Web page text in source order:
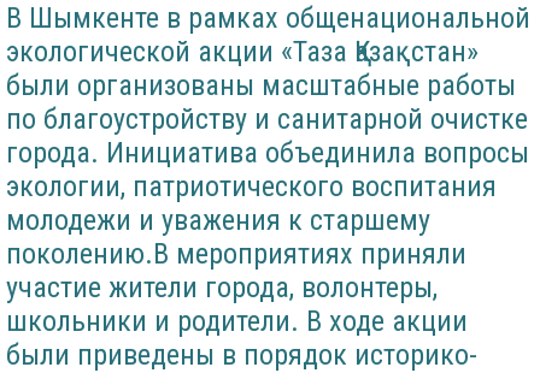
В Шымкенте в рамках общенациональной
экологической акции «Таза Қазақстан»
были организованы масштабные работы
по благоустройству и санитарной очистке
города. Инициатива объединила вопросы
экологии, патриотического воспитания
молодежи и уважения к старшему
поколению.В мероприятиях приняли
участие жители города, волонтеры,
школьники и родители. В ходе акции
были приведены в порядок историко-